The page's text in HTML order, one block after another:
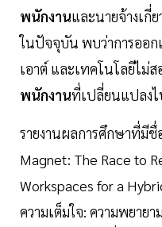
พนักงานและนายจ้างเกี่
ในปัจจุบัน พบว่าการออก
เอาต์ และเทคโนโลยีไม่
พนักงานที่เปลี่ยนแปลง
รายงานผลการศึกษาที่มี
Magnet: The Race to
Workspaces for a
ความเต็มใจ: ความพยาย